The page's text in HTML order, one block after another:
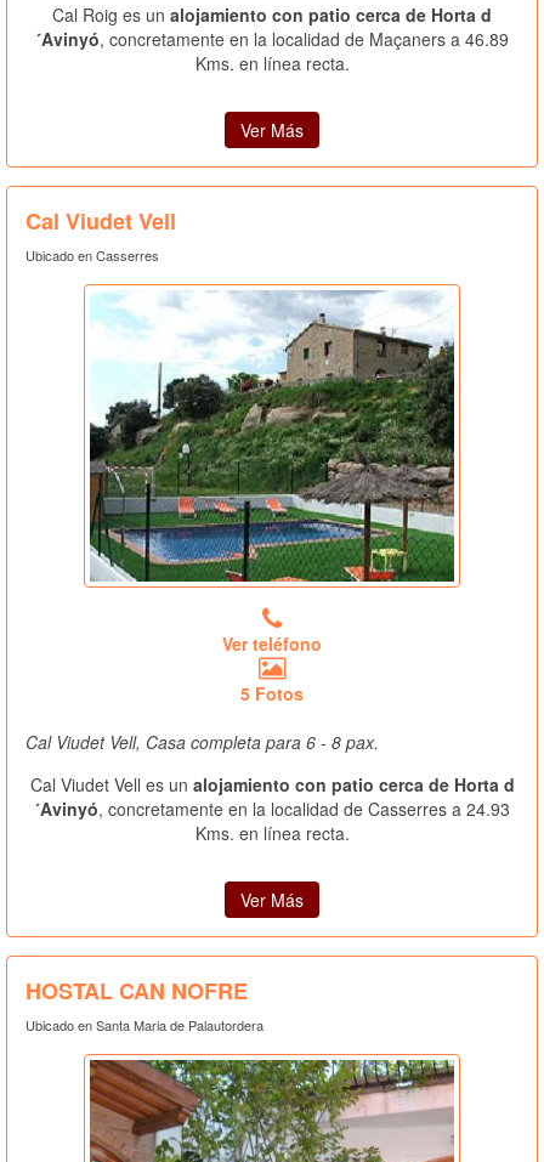
Cal Roig es un alojamiento con patio cerca de Horta d
´Avinyó, concretamente en la localidad de Maçaners a 46.89
Kms. en línea recta.
Ver Más
Cal Viudet Vell
Ubicado en Casserres
Ver teléfono
5 Fotos
Cal Viudet Vell, Casa completa para 6 - 8 pax.
Cal Viudet Vell es un alojamiento con patio cerca de Horta d
´Avinyó, concretamente en la localidad de Casserres a 24.93
Kms. en línea recta.
Ver Más
HOSTAL CAN NOFRE
Ubicado en Santa Maria de Palautordera